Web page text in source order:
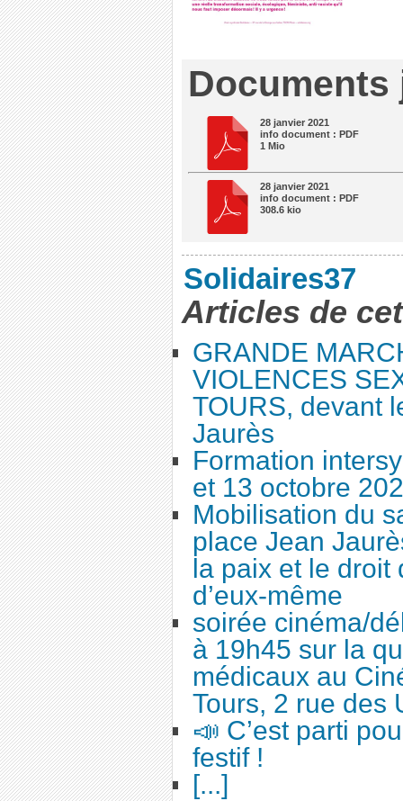
Documents
28 janvier 2021
info document : PDF
1 Mio
28 janvier 2021
info document : PDF
308.6 kio
Solidaires37
Articles de
GRANDE
VIOLENCES
TOURS, devant
Jaurès
Formation
et 13 octobre
Mobilisation du
place Jean
la paix et le
d’eux-même
soirée cinéma/
à 19h45 sur la
médicaux au
Tours, 2 rue des
📣 C’est parti
festif !
[...]